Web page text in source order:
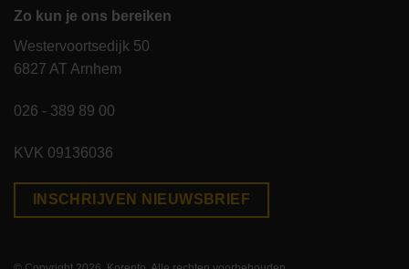
Zo kun je ons bereiken
Westervoortsedijk 50
6827 AT Arnhem
026 - 389 89 00
KVK 09136036
INSCHRIJVEN NIEUWSBRIEF